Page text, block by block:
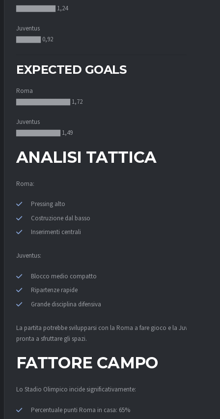
▇▇▇▇▇▇▇▇ 1,24
Juventus
▇▇▇▇▇ 0,92
EXPECTED GOALS
Roma
▇▇▇▇▇▇▇▇▇▇▇ 1,72
Juventus
▇▇▇▇▇▇▇▇▇ 1,49
ANALISI TATTICA
Roma:
Pressing alto
Costruzione dal basso
Inserimenti centrali
Juventus:
Blocco medio compatto
Ripartenze rapide
Grande disciplina difensiva
La partita potrebbe svilupparsi con la Roma a fare gioco e la Juventus
pronta a sfruttare gli spazi.
FATTORE CAMPO
Lo Stadio Olimpico incide significativamente:
Percentuale punti Roma in casa: 65%